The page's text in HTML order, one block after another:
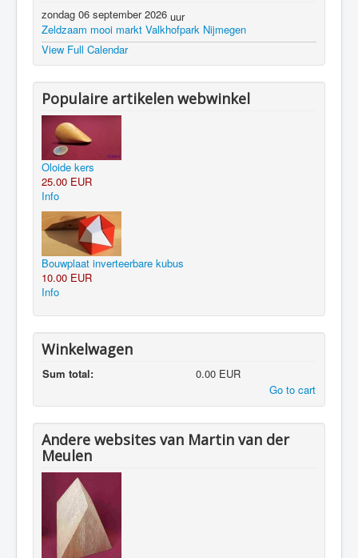
zondag 06 september 2026 uur
Zeldzaam mooi markt Valkhofpark Nijmegen
View Full Calendar
Populaire artikelen webwinkel
Oloide kers
25.00 EUR
Info
Bouwplaat inverteerbare kubus
10.00 EUR
Info
Winkelwagen
Sum total:
0.00 EUR
Go to cart
Andere websites van Martin van der
Meulen